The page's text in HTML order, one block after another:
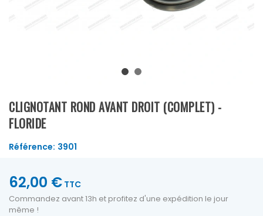
CLIGNOTANT ROND AVANT DROIT (COMPLET) -
FLORIDE
Référence: 3901
62,00 € TTC
Commandez avant 13h et profitez d'une expédition le jour
même !